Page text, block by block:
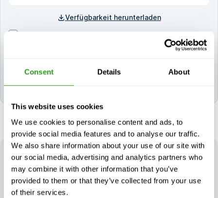
Consent Details About
This website uses cookies
We use cookies to personalise content and ads, to
provide social media features and to analyse our traffic.
We also share information about your use of our site with
our social media, advertising and analytics partners who
may combine it with other information that you’ve
provided to them or that they’ve collected from your use
of their services.
Verfügbarkeit herunterladen
FMTC Amsterdam
FMTC Dordrecht
DER FMTCVORTEIL
Unser Ansatz gewährleistet Sicherheitstrainings, die
nicht nur zertifiziert und von hoher Qualität sind,
sondern auch flexibel genug, um den realen